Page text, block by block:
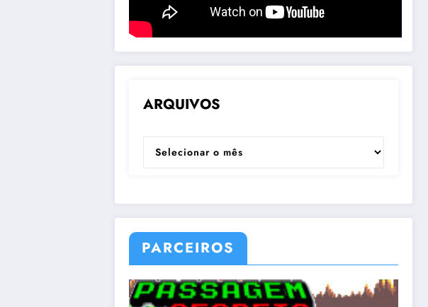
ARQUIVOS
ARQUIVOS
PARCEIROS